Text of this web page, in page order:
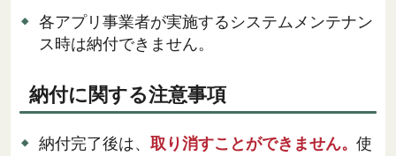
各アプリ事業者が実施するシステムメンテナン
ス時は納付できません。
納付に関する注意事項
納付完了後は、 取り消すことができません。使